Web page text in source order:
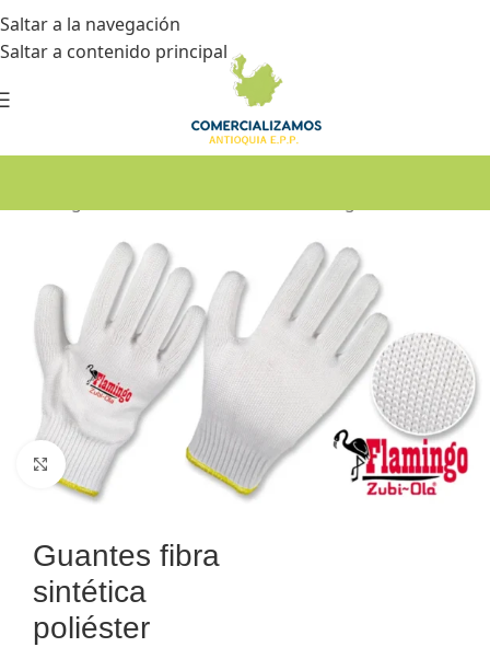
Saltar a la navegación
Saltar a contenido principal
Haga Click para agrandar
Guantes fibra
sintética
poliéster